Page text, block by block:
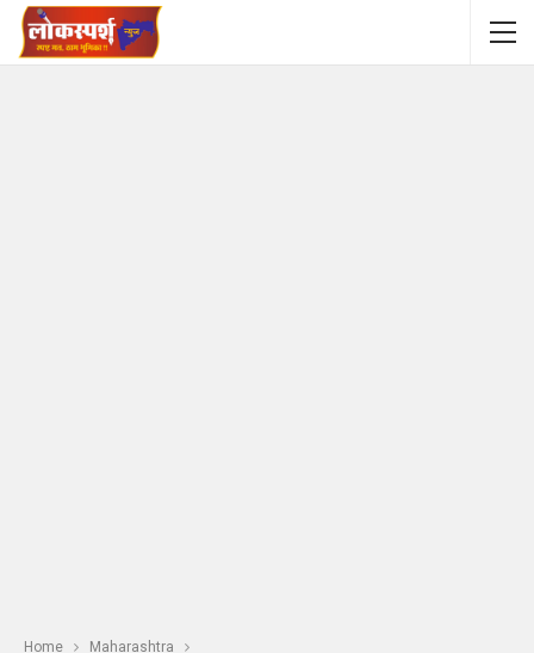
Home Maharashtra